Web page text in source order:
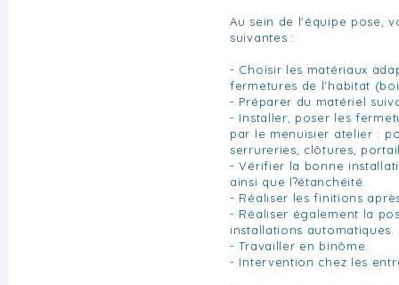
Au sein de l'équipe pose,
suivantes :
- Choisir les matériaux
fermetures de l'habitat
- Préparer du matériel
- Installer, poser les
par le menuisier atelier :
serrureries, clôtures,
- Vérifier la bonne
ainsi que l?étanchéité.
- Réaliser les finitions
- Réaliser également la
installations automatiques.
- Travailler en binôme.
- Intervention chez les